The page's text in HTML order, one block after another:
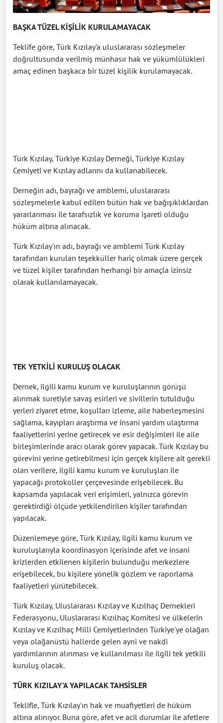
BAŞKA TÜZEL KİŞİLİK KURULAMAYACAK
Teklife göre, Türk Kızılay'a uluslararası sözleşmeler
doğrultusunda verilmiş münhasır hak ve yükümlülükleri
amaç edinen başkaca bir tüzel kişilik kurulamayacak.
Türk Kızılay, Türkiye Kızılay Derneği, Türkiye Kızılay
Cemiyeti ve Kızılay adlarını da kullanabilecek.
Derneğin adı, bayrağı ve amblemi, uluslararası
sözleşmelerle kabul edilen bütün hak ve bağışıklıklardan
yararlanması ile tarafsızlık ve koruma işareti olduğu
hüküm altına alınacak.
Türk Kızılay'ın adı, bayrağı ve amblemi Türk Kızılay
tarafından kurulan teşekküller hariç olmak üzere gerçek
ve tüzel kişiler tarafından herhangi bir amaçla izinsiz
olarak kullanılamayacak.
TEK YETKİLİ KURULUŞ OLACAK
Dernek, ilgili kamu kurum ve kuruluşlarının görüşü
alınmak suretiyle savaş esirleri ve sivillerin tutulduğu
yerleri ziyaret etme, koşulları izleme, aile haberleşmesini
sağlama, kayıpları araştırma ve insani yardım ulaştırma
faaliyetlerini yerine getirecek ve esir değişimleri ile aile
birleşimlerinde aracı olarak görev yapacak. Türk Kızılay bu
görevini yerine getirebilmesi için gerçek kişilere ait gerekli
olan verilere, ilgili kamu kurum ve kuruluşları ile
yapacağı protokoller çerçevesinde erişebilecek. Bu
kapsamda yapılacak veri erişimleri, yalnızca görevin
gerektirdiği ölçüde yetkilendirilen kişiler tarafından
yapılacak.
Düzenlemeye göre, Türk Kızılay, ilgili kamu kurum ve
kuruluşlarıyla koordinasyon içerisinde afet ve insani
krizlerden etkilenen kişilerin bulunduğu merkezlere
erişebilecek, bu kişilere yönelik gözlem ve raporlama
faaliyetleri yürütebilecek.
Türk Kızılay, Uluslararası Kızılay ve Kızılhaç Dernekleri
Federasyonu, Uluslararası Kızılhaç Komitesi ve ülkelerin
Kızılay ve Kızılhaç Milli Cemiyetlerinden Türkiye'ye olağan
veya olağanüstü hallerde gelen ayni ve nakdi
yardımlarının alınması ve kullanılması ile ilgili tek yetkili
kuruluş olacak.
TÜRK KIZILAY’A YAPILACAK TAHSİSLER
Teklifle, Türk Kızılay'ın hak ve muafiyetleri de hüküm
altına alınıyor. Buna göre, afet ve acil durumlar ile afetlere